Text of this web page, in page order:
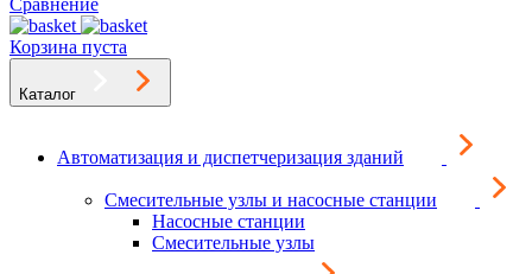
Сравнение
Корзина пуста
Каталог
Автоматизация и диспетчеризация зданий
Смесительные узлы и насосные станции
Насосные станции
Смесительные узлы